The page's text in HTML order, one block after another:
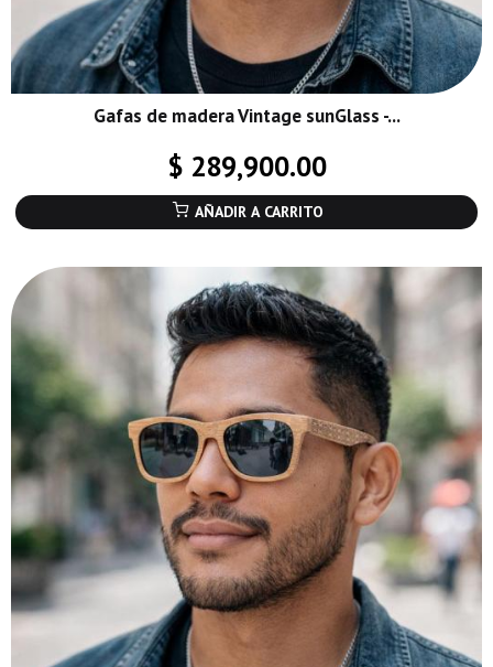
Gafas de madera Vintage sunGlass -...
$ 289,900.00
AÑADIR A CARRITO